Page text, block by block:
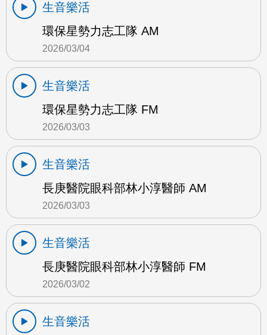
生音樂活
環保星勢力志工隊 AM
2026/03/04
生音樂活
環保星勢力志工隊 FM
2026/03/03
生音樂活
長庚醫院眼科部林小淳醫師 AM
2026/03/03
生音樂活
長庚醫院眼科部林小淳醫師 FM
2026/03/02
生音樂活